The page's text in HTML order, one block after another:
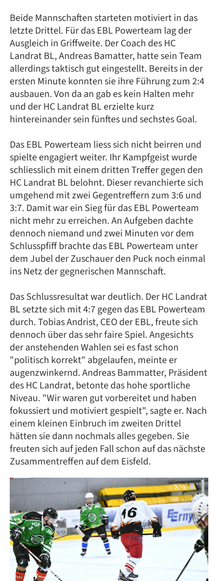
Beide Mannschaften starteten motiviert in das
letzte Drittel. Für das EBL Powerteam lag der
Ausgleich in Griffweite. Der Coach des HC
Landrat BL, Andreas Bamatter, hatte sein Team
allerdings taktisch gut eingestellt. Bereits in der
ersten Minute konnten sie ihre Führung zum 2:4
ausbauen. Von da an gab es kein Halten mehr
und der HC Landrat BL erzielte kurz
hintereinander sein fünftes und sechstes Goal.
Das EBL Powerteam liess sich nicht beirren und
spielte engagiert weiter. Ihr Kampfgeist wurde
schliesslich mit einem dritten Treffer gegen den
HC Landrat BL belohnt. Dieser revanchierte sich
umgehend mit zwei Gegentreffern zum 3:6 und
3:7. Damit war ein Sieg für das EBL Powerteam
nicht mehr zu erreichen. An Aufgeben dachte
dennoch niemand und zwei Minuten vor dem
Schlusspfiff brachte das EBL Powerteam unter
dem Jubel der Zuschauer den Puck noch einmal
ins Netz der gegnerischen Mannschaft.
Das Schlussresultat war deutlich. Der HC Landrat
BL setzte sich mit 4:7 gegen das EBL Powerteam
durch. Tobias Andrist, CEO der EBL, freute sich
dennoch über das sehr faire Spiel. Angesichts
der anstehenden Wahlen sei es fast schon
"politisch korrekt" abgelaufen, meinte er
augenzwinkernd. Andreas Bammatter, Präsident
des HC Landrat, betonte das hohe sportliche
Niveau. "Wir waren gut vorbereitet und haben
fokussiert und motiviert gespielt", sagte er. Nach
einem kleinen Einbruch im zweiten Drittel
hätten sie dann nochmals alles gegeben. Sie
freuten sich auf jeden Fall schon auf das nächste
Zusammentreffen auf dem Eisfeld.